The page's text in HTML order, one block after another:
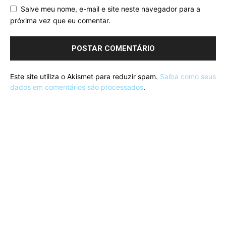
Salve meu nome, e-mail e site neste navegador para a
próxima vez que eu comentar.
Este site utiliza o Akismet para reduzir spam. Saiba como seus
dados em comentários são processados.